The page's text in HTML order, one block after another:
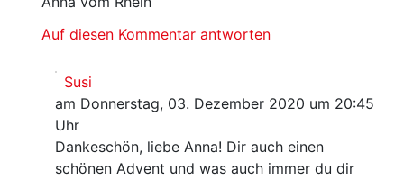
Auf diesen Kommentar antworten
Susi
am Donnerstag, 03. Dezember 2020 um 20:45
Uhr
Dankeschön, liebe Anna! Dir auch einen
schönen Advent und was auch immer du dir